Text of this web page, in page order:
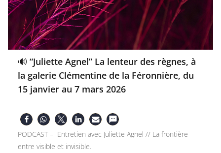
🔊 “Juliette Agnel” La lenteur des règnes, à
la galerie Clémentine de la Féronnière, du
15 janvier au 7 mars 2026
PODCAST – Entretien avec Juliette Agnel // La frontière
entre visible et invisible.